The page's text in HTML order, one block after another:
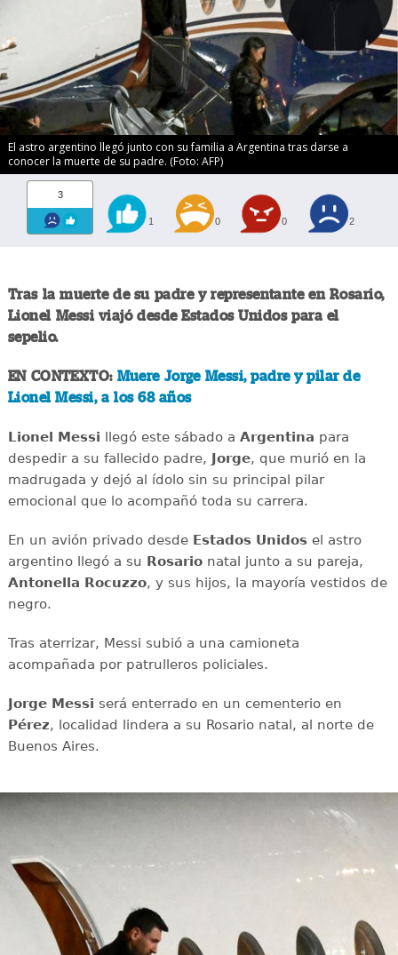
El astro argentino llegó junto con su familia a Argentina tras darse a
conocer la muerte de su padre. (Foto: AFP)
3
1 0 0 2
Tras la muerte de su padre y representante en Rosario,
Lionel Messiviajó desde Estados Unidos para el
sepelio.
EN CONTEXTO: Muere Jorge Messi, padre y pilar de
Lionel Messi, a los 68 años
Lionel Messi llegó este sábado a Argentina para
despedir a su fallecido padre,
Jorge, que murió en la
madrugada y dejó al ídolo sin su principal pilar
emocional que lo acompañó toda su carrera.
En un avión privado desdeEstados Unidosel astro
argentino llegó a su Rosarionatal junto a su pareja,
Antonella Rocuzzo, y sus hijos, la mayoría vestidos de
negro.
Tras aterrizar, Messi subió a una camioneta
acompañada por patrulleros policiales.
Jorge Messi será enterrado en un cementerio en
Pérez, localidad lindera a su Rosario natal, al norte de
Buenos Aires.